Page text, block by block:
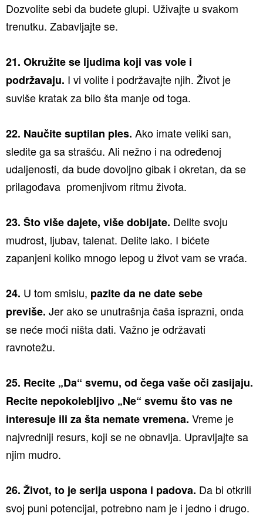
Dozvolite sebi da budete glupi. Uživajte u svakom
trenutku. Zabavljajte se.
21. Okružite se ljudima koji vas vole i
podržavaju. I vi volite i podržavajte njih. Život je
suviše kratak za bilo šta manje od toga.
22. Naučite suptilan ples. Ako imate veliki san,
sledite ga sa strašću. Ali nežno i na određenoj
udaljenosti, da bude dovoljno gibak i okretan, da se
prilagođava promenjivom ritmu života.
23. Što više dajete, više dobijate. Delite svoju
mudrost, ljubav, talenat. Delite lako. I bićete
zapanjeni koliko mnogo lepog u život vam se vraća.
24. U tom smislu, pazite da ne date sebe
previše. Jer ako se unutrašnja čaša isprazni, onda
se neće moći ništa dati. Važno je održavati
ravnotežu.
25. Recite „Da“ svemu, od čega vaše oči zasijaju.
Recite nepokolebljivo „Ne“ svemu što vas ne
interesuje ili za šta nemate vremena. Vreme je
najvredniji resurs, koji se ne obnavlja. Upravljajte sa
njim mudro.
26. Život, to je serija uspona i padova. Da bi otkrili
svoj puni potencijal, potrebno nam je i jedno i drugo.